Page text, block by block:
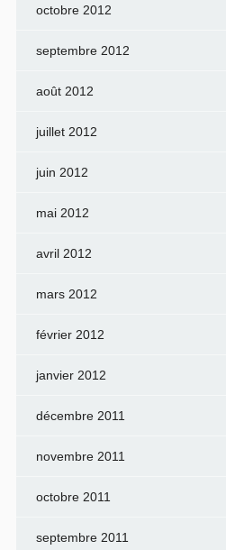
octobre 2012
septembre 2012
août 2012
juillet 2012
juin 2012
mai 2012
avril 2012
mars 2012
février 2012
janvier 2012
décembre 2011
novembre 2011
octobre 2011
septembre 2011